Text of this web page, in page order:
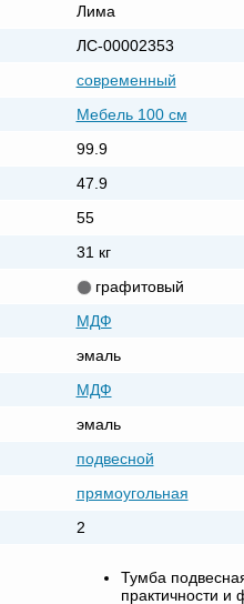
Лима
ЛС-00002353
современный
Мебель 100 см
99.9
47.9
55
31 кг
графитовый
МДФ
эмаль
МДФ
эмаль
подвесной
прямоугольная
2
Тумба
практичности и